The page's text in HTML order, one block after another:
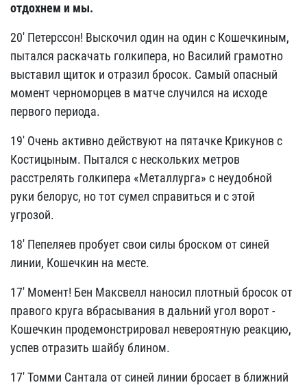
отдохнем и мы.
20' Петерссон! Выскочил один на один с Кошечкиным,
пытался раскачать голкипера, но Василий грамотно
выставил щиток и отразил бросок. Самый опасный
момент черноморцев в матче случился на исходе
первого периода.
19' Очень активно действуют на пятачке Крикунов с
Костицыным. Пытался с нескольких метров
расстрелять голкипера «Металлурга» с неудобной
руки белорус, но тот сумел справиться и с этой
угрозой.
18' Пепеляев пробует свои силы броском от синей
линии, Кошечкин на месте.
17' Момент! Бен Максвелл наносил плотный бросок от
правого круга вбрасывания в дальний угол ворот -
Кошечкин продемонстрировал невероятную реакцию,
успев отразить шайбу блином.
17' Томми Сантала от синей линии бросает в ближний